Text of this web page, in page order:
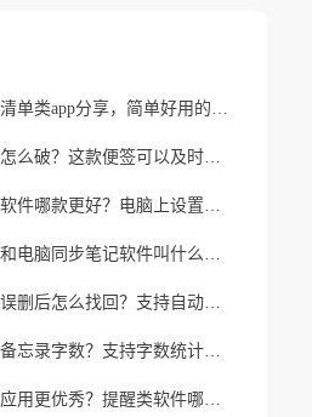
每日打卡清单类app分享，简单好用的打卡软件分享
记性差该怎么破？这款便签可以及时督促你
办公提醒软件哪款更好？电脑上设置提醒的小工具推荐
苹果手机和电脑同步笔记软件叫什么？好用云笔记软件分享
手机便签误删后怎么找回？支持自动备份的云备忘录软件
如何统计备忘录字数？支持字数统计的备忘录app
哪款提醒应用更优秀？提醒类软件哪一款更好？